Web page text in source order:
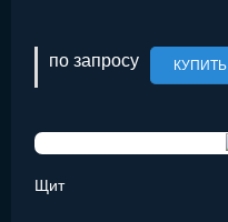
по запросу КУПИТЬ
Щит